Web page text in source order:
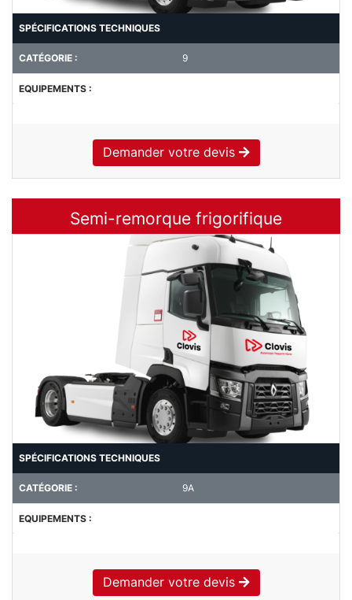
SPÉCIFICATIONS TECHNIQUES
CATÉGORIE : 9
EQUIPEMENTS :
Demander votre devis
Semi-remorque frigorifique
SPÉCIFICATIONS TECHNIQUES
CATÉGORIE : 9A
EQUIPEMENTS :
Demander votre devis